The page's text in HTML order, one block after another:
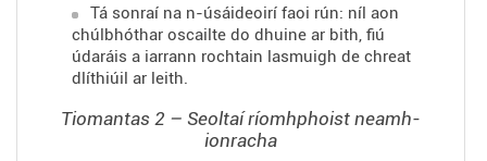
Tá sonraí na n-úsáideoirí faoi rún: níl aon
chúlbhóthar oscailte do dhuine ar bith, fiú
údaráis a iarrann rochtain lasmuigh de chreat
dlíthiúil ar leith.
Tiomantas 2 – Seoltaí ríomhphoist neamh-
ionracha